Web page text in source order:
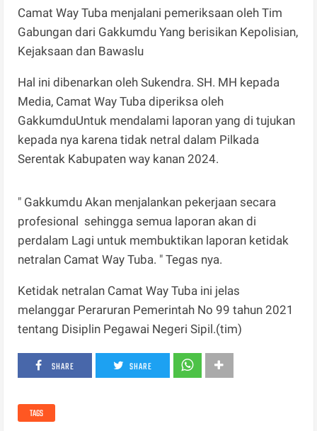
Camat Way Tuba menjalani pemeriksaan oleh Tim
Gabungan dari Gakkumdu Yang berisikan Kepolisian,
Kejaksaan dan Bawaslu
Hal ini dibenarkan oleh Sukendra. SH. MH kepada
Media, Camat Way Tuba diperiksa oleh
GakkumduUntuk mendalami laporan yang di tujukan
kepada nya karena tidak netral dalam Pilkada
Serentak Kabupaten way kanan 2024.
" Gakkumdu Akan menjalankan pekerjaan secara
profesional sehingga semua laporan akan di
perdalam Lagi untuk membuktikan laporan ketidak
netralan Camat Way Tuba. " Tegas nya.
Ketidak netralan Camat Way Tuba ini jelas
melanggar Peraruran Pemerintah No 99 tahun 2021
tentang Disiplin Pegawai Negeri Sipil.(tim)
SHARE SHARE
TAGS